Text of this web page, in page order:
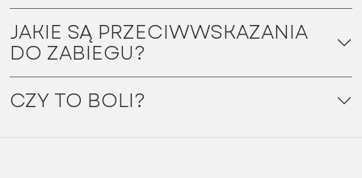
JAKIE SĄ PRZECIWWSKAZANIA
DO ZABIEGU?
CZY TO BOLI?